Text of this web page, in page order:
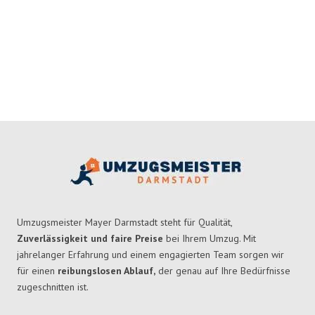
Umzugsmeister Mayer Darmstadt steht für Qualität,
Zuverlässigkeit und faire Preise bei Ihrem Umzug. Mit
jahrelanger Erfahrung und einem engagierten Team sorgen wir
für einen reibungslosen Ablauf, der genau auf Ihre Bedürfnisse
zugeschnitten ist.